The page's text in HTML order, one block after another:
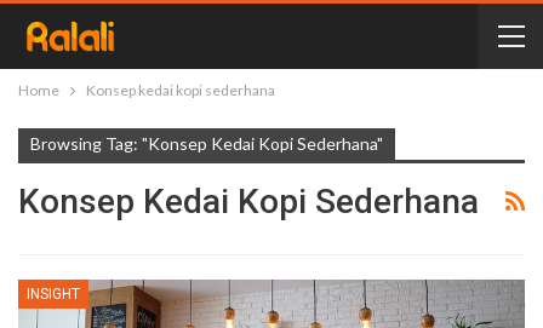
Home Konsep kedai kopi sederhana
Browsing Tag: "Konsep Kedai Kopi Sederhana"
Konsep Kedai Kopi Sederhana
INSIGHT